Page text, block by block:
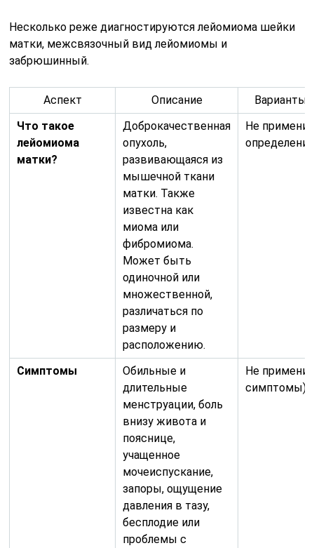
Несколько реже диагностируются лейомиома шейки
матки, межсвязочный вид лейомиомы и
забрюшинный.
Аспект Описание
Варианты
Что такое
лейомиома
матки?
Доброкачественная
опухоль,
развивающаяся из
мышечной ткани
матки. Также
известна как
миома или
фибромиома.
Может быть
одиночной или
множественной,
различаться по
размеру и
расположению.
Не
Симптомы
Обильные и
длительные
менструации, боль
внизу живота и
пояснице,
учащенное
мочеиспускание,
запоры, ощущение
давления в тазу,
бесплодие или
проблемы с
Не
симптомы)